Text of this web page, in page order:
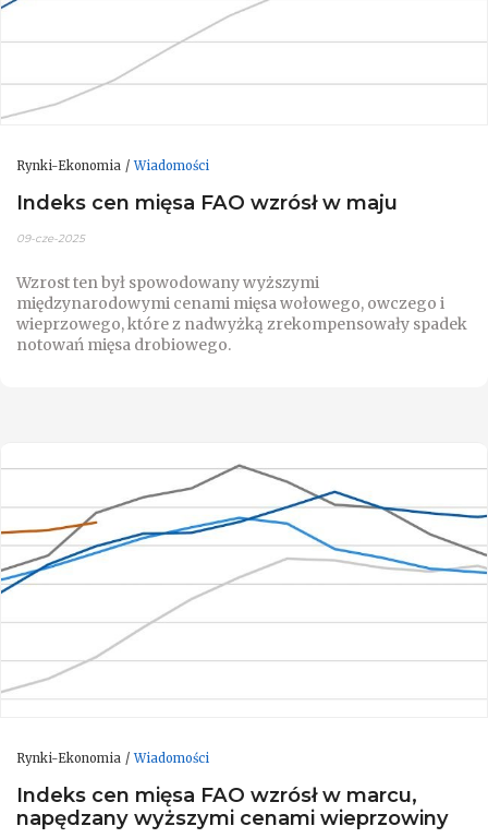
Rynki-Ekonomia Wiadomości
Indeks cen mięsa FAO wzrósł w maju
09-cze-2025
Wzrost ten był spowodowany wyższymi
międzynarodowymi cenami mięsa wołowego, owczego i
wieprzowego, które z nadwyżką zrekompensowały spadek
notowań mięsa drobiowego.
Rynki-Ekonomia Wiadomości
Indeks cen mięsa FAO wzrósł w marcu,
napędzany wyższymi cenami wieprzowiny